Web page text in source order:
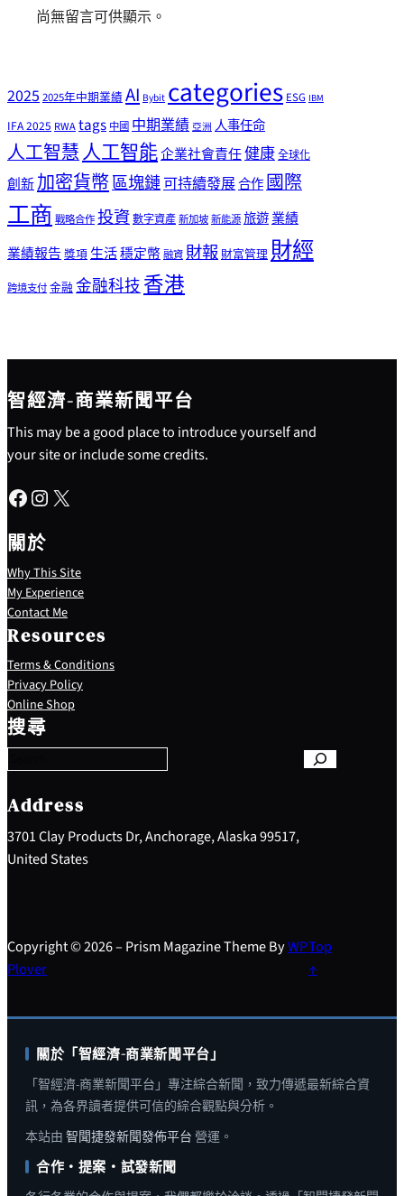
尚無留言可供顯示。
2025 2025年中期業績AI Bybitcategories ESG IBM
IFA 2025 RWAtags 中國 中期業績 亞洲 人事任命
人工智慧人工智能企業社會責任健康全球化
創新加密貨幣區塊鏈可持續發展合作國際
工商 戰略合作投資數字資產新加坡新能源旅遊業績
業績報告 獎項生活穩定幣融資 財報 財富管理 財經
跨境支付金融 金融科技 香港
智經濟-商業新聞平台
This may be a good place to introduce yourself and
your site or include some credits.
Facebook Instagram X
關於
Why This Site
My Experience
Contact Me
Resources
Terms & Conditions
Privacy Policy
Online Shop
搜尋
S
e
a
c
h
Address
3701 Clay Products Dr, Anchorage, Alaska 99517,
United States
Copyright © 2026 – Prism Magazine Theme ByWP
Plover
Top
↑
關於「智經濟-商業新聞平台」
「智經濟-商業新聞平台」專注綜合新聞，致力傳遞最新綜合資
訊，為各界讀者提供可信的綜合觀點與分析。
本站由 智聞捷發新聞發佈平台 營運。
合作・提案・試發新聞